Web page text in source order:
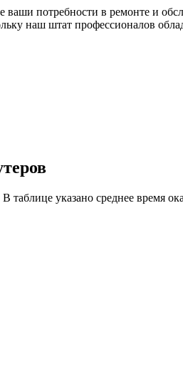
потребности в ремонте и
наш штат профессионалов
таблице указано среднее